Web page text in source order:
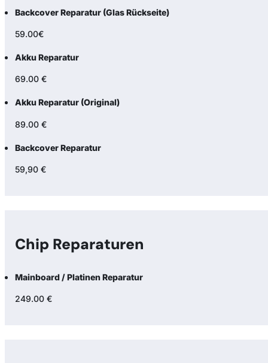
Backcover Reparatur (Glas Rückseite)
59.00€
Akku Reparatur
69.00 €
Akku Reparatur (Original)
89.00 €
Backcover Reparatur
59,90 €
Chip Reparaturen
Mainboard / Platinen Reparatur
249.00 €